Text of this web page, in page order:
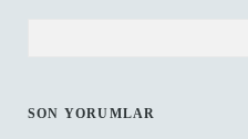
SON YORUMLAR